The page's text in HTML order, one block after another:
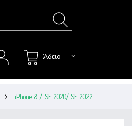
Άδειο
> iPhone 8 / SE 2020/ SE 2022